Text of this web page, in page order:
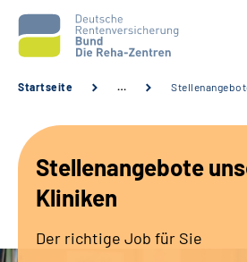
Unsere Kliniken
Startseite …
Stellenangebote
Kliniken
Der richtige Job für Sie